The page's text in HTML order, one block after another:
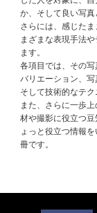
か、そして良い写真
さらには、感じた
まざまな表現手法
ます。
各項目では、その
バリエーション、写
そして技術的なテク
また、さらに一歩
材や撮影に役立つ
ょっと役立つ情報
冊です。